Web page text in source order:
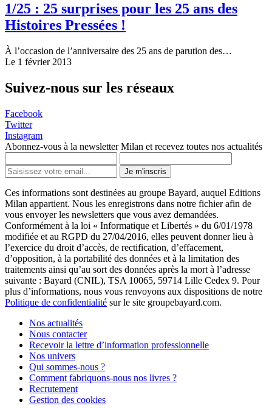
1/25 : 25 surprises pour les 25 ans des
Histoires Pressées !
À l’occasion de l’anniversaire des 25 ans de parution des…
Le 1 février 2013
Suivez-nous sur les réseaux
Facebook
Twitter
Instagram
Abonnez-vous à la newsletter Milan et recevez toutes nos actualités
Je m'inscris
Ces informations sont destinées au groupe Bayard, auquel Editions
Milan appartient. Nous les enregistrons dans notre fichier afin de
vous envoyer les newsletters que vous avez demandées.
Conformément à la loi « Informatique et Libertés » du 6/01/1978
modifiée et au RGPD du 27/04/2016, elles peuvent donner lieu à
l’exercice du droit d’accès, de rectification, d’effacement,
d’opposition, à la portabilité des données et à la limitation des
traitements ainsi qu’au sort des données après la mort à l’adresse
suivante : Bayard (CNIL), TSA 10065, 59714 Lille Cedex 9. Pour
plus d’informations, nous vous renvoyons aux dispositions de notre
Politique de confidentialité sur le site groupebayard.com.
Nos actualités
Nous contacter
Recevoir la lettre d’information professionnelle
Nos univers
Qui sommes-nous ?
Comment fabriquons-nous nos livres ?
Recrutement
Gestion des cookies